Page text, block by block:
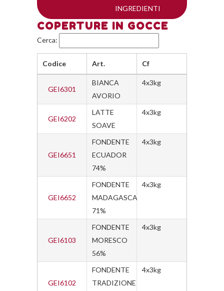
INGREDIENTI
COPERTURE IN GOCCE
Cerca:
Codice Art. Cf
GEI6301
BIANCA
AVORIO
4x3kg
GEI6202
LATTE
SOAVE
4x3kg
GEI6651
FONDENTE
ECUADOR
74%
4x3kg
GEI6652
FONDENTE
MADAGASCAR
71%
4x3kg
GEI6103
FONDENTE
MORESCO
56%
4x3kg
GEI6102
FONDENTE
TRADIZIONE
4x3kg